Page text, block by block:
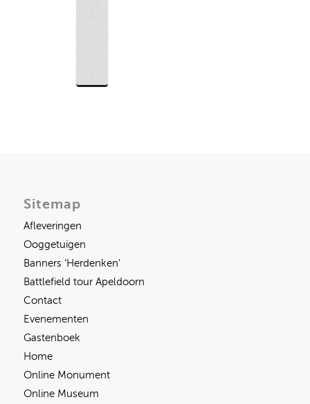
Sitemap
Afleveringen
Ooggetuigen
Banners ‘Herdenken’
Battlefield tour Apeldoorn
Contact
Evenementen
Gastenboek
Home
Online Monument
Online Museum